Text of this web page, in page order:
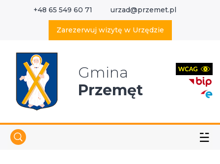
+48 65 549 60 71 urzad@przemet.pl
Zarezerwuj wizytę w Urzędzie
Gmina
Przemęt
☱
Wyszukaj w serwisie